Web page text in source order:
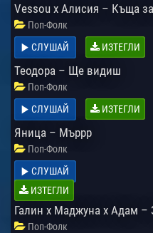
Vessou х Алисия – Къща
Поп-Фолк
СЛУШАЙ
ИЗТЕГЛИ
Теодора – Ще видиш
Поп-Фолк
СЛУШАЙ
ИЗТЕГЛИ
Яница – Мъррр
Поп-Фолк
СЛУШАЙ
ИЗТЕГЛИ
Галин х Маджуна х Адам –
Поп-Фолк